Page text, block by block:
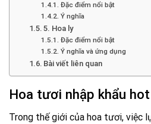
Đặc điểm nổi bật
Ý nghĩa
5. Hoa ly
Đặc điểm nổi bật
Ý nghĩa và ứng dụng
Bài viết liên quan
Hoa tươi nhập khẩu
Trong thế giới của hoa tươi, việc